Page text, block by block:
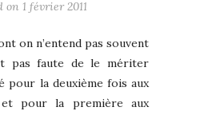
on 1 février 2011
on n’entend pas souvent
pas faute de le mériter
pour la deuxième fois aux
et pour la première aux